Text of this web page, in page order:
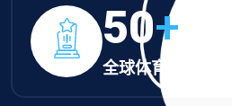
50+
全球体育大奖